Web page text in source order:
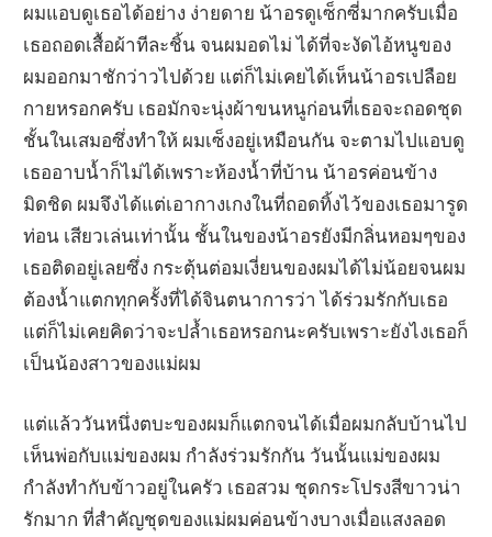
ผมแอบดูเธอได้อย่าง ง่ายดาย น้าอรดูเซ็กซี่มากครับเมื่อ
เธอถอดเสื้อผ้าทีละชิ้น จนผมอดไม่ ได้ที่จะงัดไอ้หนูของ
ผมออกมาชักว่าวไปด้วย แต่ก็ไม่เคยได้เห็นน้าอรเปลือย
กายหรอกครับ เธอมักจะนุ่งผ้าขนหนูก่อนที่เธอจะถอดชุด
ชั้นในเสมอซึ่งทำให้ ผมเซ็งอยู่เหมือนกัน จะตามไปแอบดู
เธออาบน้ำก็ไม่ได้เพราะห้องน้ำที่บ้าน น้าอรค่อนข้าง
มิดชิด ผมจึงได้แต่เอากางเกงในที่ถอดทิ้งไว้ของเธอมารูด
ท่อน เสียวเล่นเท่านั้น ชั้นในของน้าอรยังมีกลิ่นหอมๆของ
เธอติดอยู่เลยซึ่ง กระตุ้นต่อมเงี่ยนของผมได้ไม่น้อยจนผม
ต้องน้ำแตกทุกครั้งที่ได้จินตนาการว่า ได้ร่วมรักกับเธอ
แต่ก็ไม่เคยคิดว่าจะปล้ำเธอหรอกนะครับเพราะยังไงเธอก็
เป็นน้องสาวของแม่ผม
แต่แล้ววันหนึ่งตบะของผมก็แตกจนได้เมื่อผมกลับบ้านไป
เห็นพ่อกับแม่ของผม กำลังร่วมรักกัน วันนั้นแม่ของผม
กำลังทำกับข้าวอยู่ในครัว เธอสวม ชุดกระโปรงสีขาวน่า
รักมาก ที่สำคัญชุดของแม่ผมค่อนข้างบางเมื่อแสงลอด